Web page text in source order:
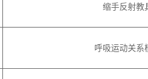
缩手反射教
呼吸运动关系